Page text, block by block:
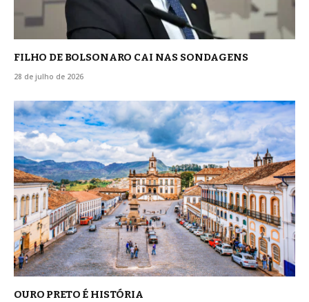
FILHO DE BOLSONARO CAI NAS SONDAGENS
28 de julho de 2026
OURO PRETO É HISTÓRIA